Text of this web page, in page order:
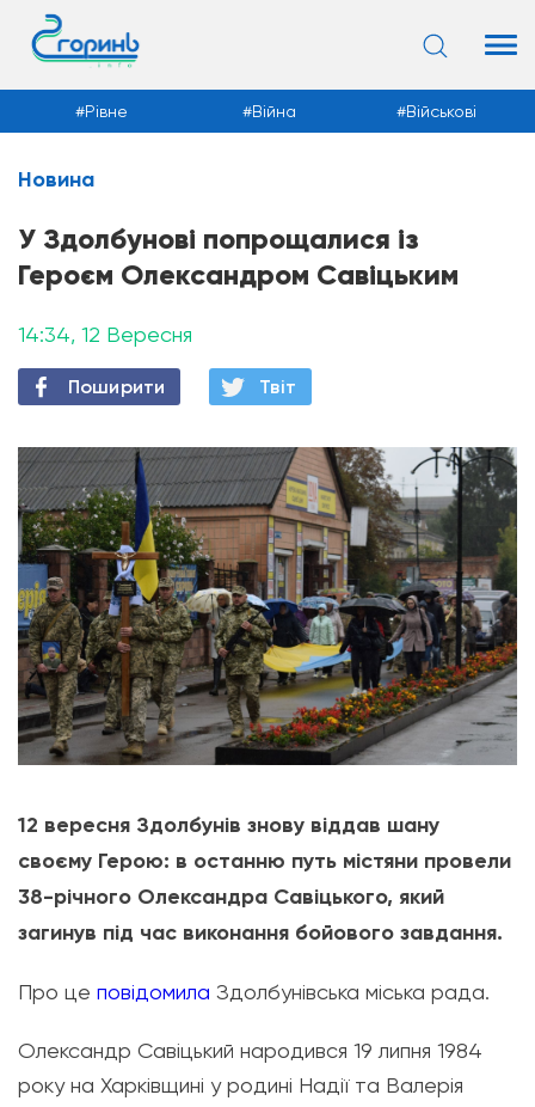
Новини
Рівне Війна Військові
Новина
У Здолбунові попрощалися із
Героєм Олександром Савіцьким
14:34, 12 Вересня
Поширити Твiт
12 вересня Здолбунів знову віддав шану
своєму Герою: в останню путь містяни провели
38-річного Олександра Савіцького, який
загинув під час виконання бойового завдання.
Про це повідомила Здолбунівська міська рада.
Олександр Савіцький народився 19 липня 1984
року на Харківщині у родині Надії та Валерія